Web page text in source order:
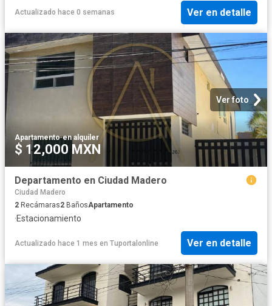
Actualizado hace 0 semanas Ver en detalle
Ver foto
Apartamento·en alquiler
$ 12,000 MXN
Departamento en Ciudad Madero
Ciudad Madero
2 Recámaras2 BañosApartamento
·Estacionamiento
Actualizado hace 1 mes en Tuportalonline Ver en detalle